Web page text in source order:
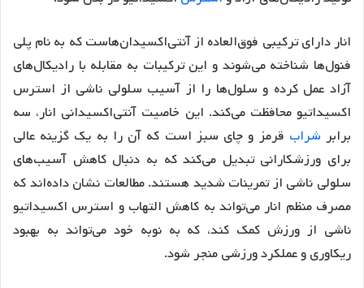
انار دارای ترکیبی فوق‌العاده از آنتی‌اکسیدان‌هاست که به نام پلی
فنول‌ها شناخته می‌شوند و این ترکیبات به مقابله با رادیکال‌های
آزاد عمل کرده و سلول‌ها را از آسیب سلولی ناشی از استرس
اکسیداتیو محافظت می‌کند. این خاصیت آنتی‌اکسیدانی انار، سه
برابر شراب قرمز و چای سبز است که آن را به یک گزینه عالی
برای ورزشکارانی تبدیل می‌کند که به دنبال کاهش آسیب‌های
سلولی ناشی از تمرینات شدید هستند. مطالعات نشان داده‌اند که
مصرف منظم انار می‌تواند به کاهش التهاب و استرس اکسیداتیو
ناشی از ورزش کمک کند، که به نوبه خود می‌تواند به بهبود
ریکاوری و عملکرد ورزشی منجر شود.